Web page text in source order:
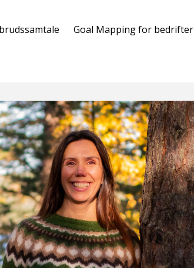
Goal Mapping for bedrifter